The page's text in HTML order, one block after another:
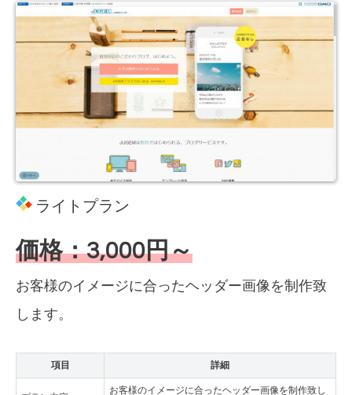
ライトプラン
価格：3,000円～
お客様のイメージに合ったヘッダー画像を制作致
します。
項目 詳細
お客様のイメージに合ったヘッダー画像を制作致し